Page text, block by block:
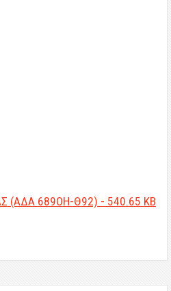
(ΑΔΑ 689ΟΗ-Θ92) - 540.65 KB